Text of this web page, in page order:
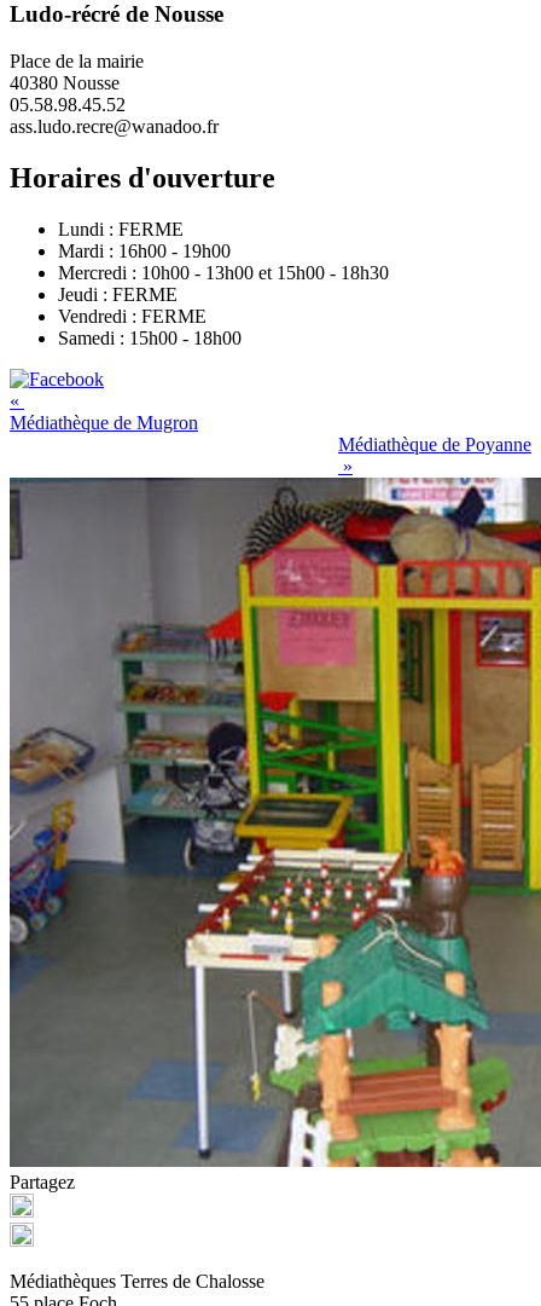
Ludo-récré de Nousse
Place de la mairie
40380 Nousse
05.58.98.45.52
ass.ludo.recre@wanadoo.fr
Horaires d'ouverture
Lundi : FERME
Mardi : 16h00 - 19h00
Mercredi : 10h00 - 13h00 et 15h00 - 18h30
Jeudi : FERME
Vendredi : FERME
Samedi : 15h00 - 18h00
«
Médiathèque de Mugron
Médiathèque de Poyanne
»
Partagez
Médiathèques Terres de Chalosse